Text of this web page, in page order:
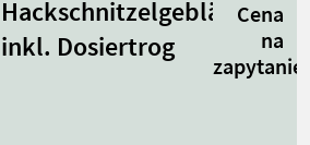
Hackschnitzelgebläse
inkl. Dosiertrog
Cena
na
zapytanie